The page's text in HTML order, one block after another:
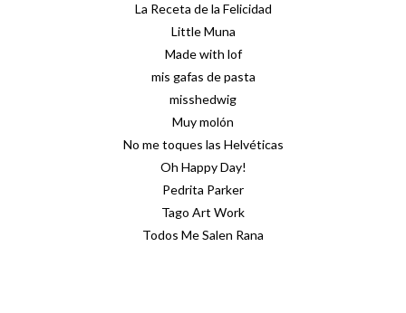
La Receta de la Felicidad
Little Muna
Made with lof
mis gafas de pasta
misshedwig
Muy molón
No me toques las Helvéticas
Oh Happy Day!
Pedrita Parker
Tago Art Work
Todos Me Salen Rana